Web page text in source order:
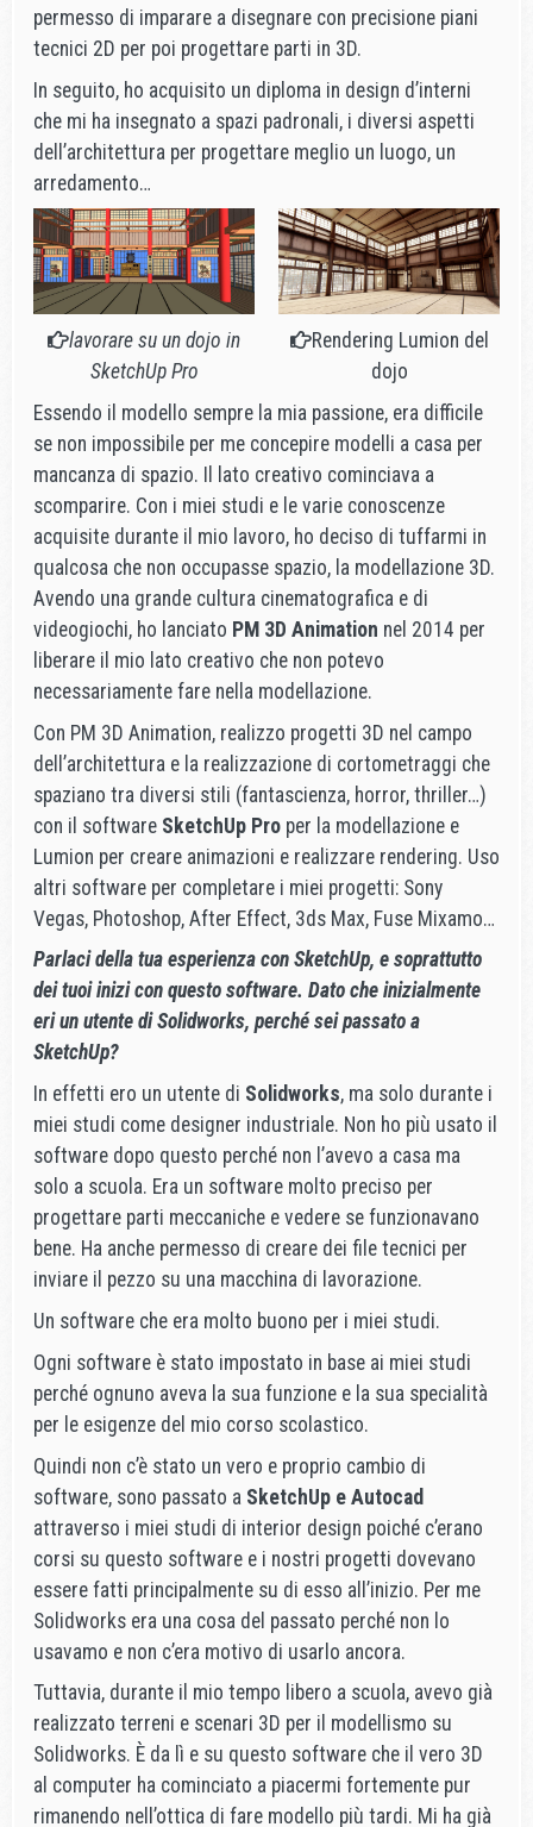
permesso di imparare a disegnare con precisione piani
tecnici 2D per poi progettare parti in 3D.
In seguito, ho acquisito un diploma in design d’interni
che mi ha insegnato a spazi padronali, i diversi aspetti
dell’architettura per progettare meglio un luogo, un
arredamento…
lavorare su un dojo in
SketchUp Pro
Rendering Lumion del
dojo
Essendo il modello sempre la mia passione, era difficile
se non impossibile per me concepire modelli a casa per
mancanza di spazio. Il lato creativo cominciava a
scomparire. Con i miei studi e le varie conoscenze
acquisite durante il mio lavoro, ho deciso di tuffarmi in
qualcosa che non occupasse spazio, la modellazione 3D.
Avendo una grande cultura cinematografica e di
videogiochi, ho lanciato PM 3D Animation nel 2014 per
liberare il mio lato creativo che non potevo
necessariamente fare nella modellazione.
Con PM 3D Animation, realizzo progetti 3D nel campo
dell’architettura e la realizzazione di cortometraggi che
spaziano tra diversi stili (fantascienza, horror, thriller…)
con il software SketchUp Pro per la modellazione e
Lumion per creare animazioni e realizzare rendering. Uso
altri software per completare i miei progetti: Sony
Vegas, Photoshop, After Effect, 3ds Max, Fuse Mixamo…
Parlaci della tua esperienza con SketchUp, e soprattutto
dei tuoi inizi con questo software. Dato che inizialmente
eri un utente di Solidworks, perché sei passato a
SketchUp?
In effetti ero un utente di Solidworks, ma solo durante i
miei studi come designer industriale. Non ho più usato il
software dopo questo perché non l’avevo a casa ma
solo a scuola. Era un software molto preciso per
progettare parti meccaniche e vedere se funzionavano
bene. Ha anche permesso di creare dei file tecnici per
inviare il pezzo su una macchina di lavorazione.
Un software che era molto buono per i miei studi.
Ogni software è stato impostato in base ai miei studi
perché ognuno aveva la sua funzione e la sua specialità
per le esigenze del mio corso scolastico.
Quindi non c’è stato un vero e proprio cambio di
software, sono passato a SketchUp e Autocad
attraverso i miei studi di interior design poiché c’erano
corsi su questo software e i nostri progetti dovevano
essere fatti principalmente su di esso all’inizio. Per me
Solidworks era una cosa del passato perché non lo
usavamo e non c’era motivo di usarlo ancora.
Tuttavia, durante il mio tempo libero a scuola, avevo già
realizzato terreni e scenari 3D per il modellismo su
Solidworks. È da lì e su questo software che il vero 3D
al computer ha cominciato a piacermi fortemente pur
rimanendo nell’ottica di fare modello più tardi. Mi ha già